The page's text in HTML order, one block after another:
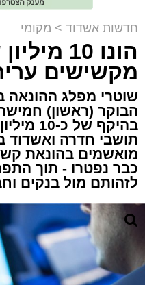
חדשות אשדוד > מקומי
הונו 10
מקשישים
שוטרי מפלג ההונאה
הבוקר (ראשון)
בהיקף
מואשמים בהונאת
כבר נפטרו - תוך
לזהותם מול בנקים